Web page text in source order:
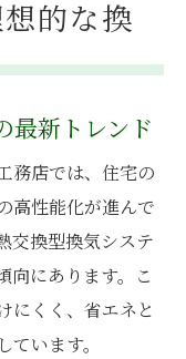
的な換
最新トレンド
務店では、住宅の
高性能化が進んで
交換型換気システ
向にあります。こ
にくく、省エネと
います。